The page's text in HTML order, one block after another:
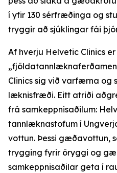
í yfir 130 sérfræðinga og
tryggir að sjúklingar fái
Af hverju Helvetic Clinics
Clinics sig við varfærna og
læknisfræði. Eitt atriði
frá samkeppnisaðilum:
tannlæknastofum í
vottun. Þessi gæðavottun,
trygging fyrir öryggi og
samkeppnisaðilar geta í